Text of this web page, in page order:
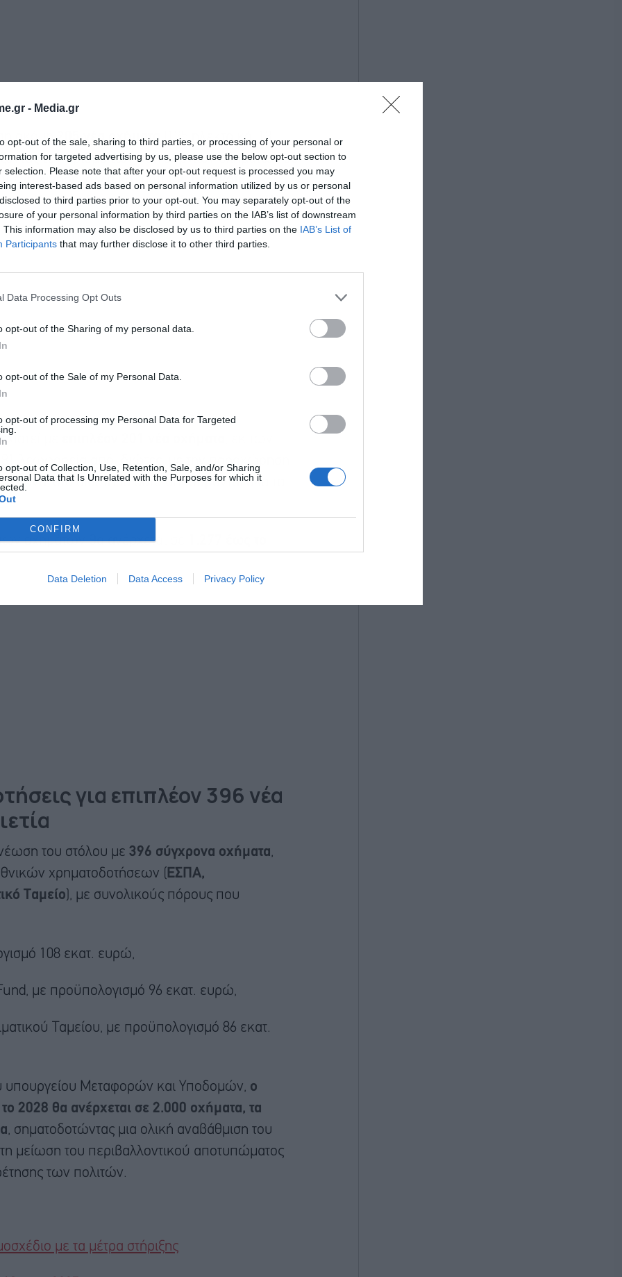
- Media.gr
opt-out of the sale, sharing to third parties, or processing of your personal or
for targeted advertising by us, please use the below opt-out section to
selection. Please note that after your opt-out request is processed you may
interest-based ads based on personal information utilized by us or personal
to third parties prior to your opt-out. You may separately opt-out of the
of your personal information by third parties on the IAB’s list of downstream
This information may also be disclosed by us to third parties on the IAB’s List of
Participants that may further disclose it to other third parties.
Data Processing Opt Outs
opt-out of the Sharing of my personal data.
opt-out of the Sale of my Personal Data.
opt-out of processing my Personal Data for Targeted
opt-out of Collection, Use, Retention, Sale, and/or Sharing
Data that Is Unrelated with the Purposes for which it
CONFIRM
Data Deletion Data Access Privacy Policy
ακόμη205 νέα οχήματα
(125 ηλεκτρικά, 13
τον αριθμό των καινούργιων οχημάτων σε
κίνηση, αλλά κομμάτι του βασικού
και Υποδομών για την ανανέωση του συνόλου
με
λεωφορεία από ιδιώτες, με την παραχώρηση
στο διάστημα αυτό αποσύρονται όλα τα
οχημάτων θα ανέρχεται σε
για επιπλέον 396 νέα
του στόλου με 396 σύγχρονα οχήματα
χρηματοδοτήσεων (
ΕΣΠΑ,
Ταμείο ), με συνολικούς πόρους που
108 εκατ. ευρώ,
με προϋπολογισμό 96 εκατ. ευρώ,
Ταμείου, με προϋπολογισμό 86 εκατ.
υπουργείου Μεταφορών και Υποδομών, ο
2028 θα ανέρχεται σε 2.000 οχήματα, τα
, σηματοδοτώντας μια ολική αναβάθμιση του
μείωση του περιβαλλοντικού αποτυπώματος
των πολιτών.
με τα μέτρα στήριξης